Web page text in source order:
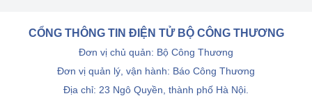
CỔNG THÔNG TIN ĐIỆN TỬ BỘ CÔNG THƯƠNG
Đơn vị chủ quản: Bộ Công Thương
Đơn vị quản lý, vận hành: Báo Công Thương
Địa chỉ: 23 Ngô Quyền, thành phố Hà Nội.